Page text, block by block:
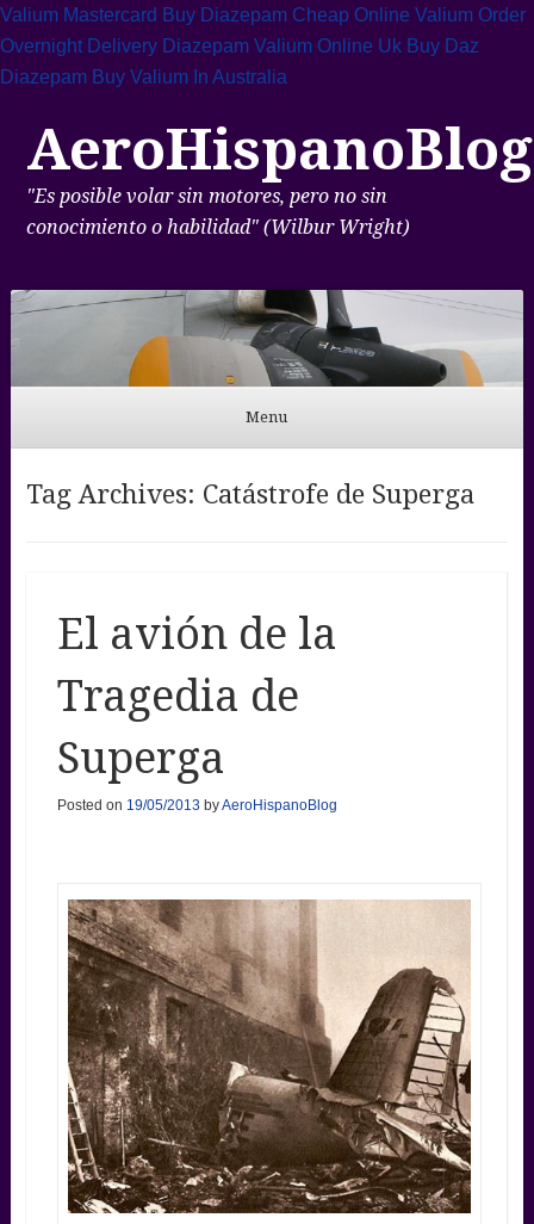
Valium Mastercard Buy Diazepam Cheap Online Valium Order
Overnight Delivery Diazepam Valium Online Uk Buy Daz
Diazepam Buy Valium In Australia
AeroHispanoBlog
"Es posible volar sin motores, pero no sin
conocimiento o habilidad" (Wilbur Wright)
Menu
Tag Archives: Catástrofe de Superga
El avión de la
Tragedia de
Superga
Posted on 19/05/2013 byAeroHispanoBlog